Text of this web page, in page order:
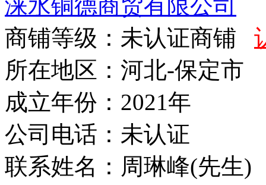
涞水铜德商贸有限公司
商铺等级：未认证商铺
所在地区：河北-保定市
成立年份：2021年
公司电话： 未认证
联系姓名：周琳峰(先生)